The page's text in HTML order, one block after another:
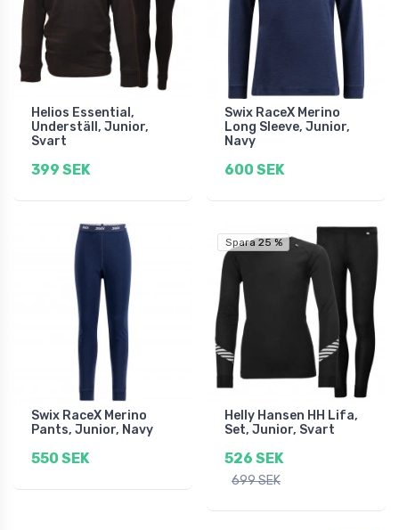
Helios Essential,
Underställ, Junior,
Svart
399 SEK
Swix RaceX Merino
Long Sleeve, Junior,
Navy
600 SEK
Swix RaceX Merino
Pants, Junior, Navy
550 SEK
Spara 25 %
Helly Hansen HH Lifa,
Set, Junior, Svart
526 SEK
699 SEK